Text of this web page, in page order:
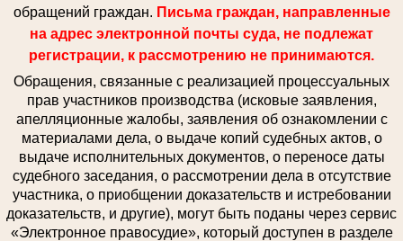
обращений граждан. Письма граждан, направленные
на адрес электронной почты суда, не подлежат
регистрации, к рассмотрению не принимаются.
Обращения, связанные с реализацией процессуальных
прав участников производства (исковые заявления,
апелляционные жалобы, заявления об ознакомлении с
материалами дела, о выдаче копий судебных актов, о
выдаче исполнительных документов, о переносе даты
судебного заседания, о рассмотрении дела в отсутствие
участника, о приобщении доказательств и истребовании
доказательств, и другие), могут быть поданы через сервис
«Электронное правосудие», который доступен в разделе